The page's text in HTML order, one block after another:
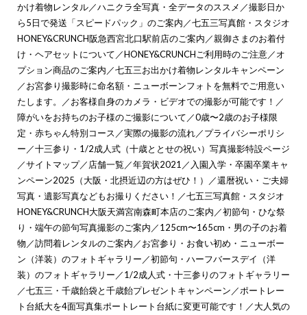
かけ着物レンタル／ハニクラ全写真・全データのススメ ／撮影日か
ら5日で発送「スピードパック」のご案内 ／七五三写真館・スタジオ
HONEY&CRUNCH阪急西宮北口駅前店のご案内 ／親御さまのお着付
け・ヘアセットについて ／HONEY&CRUNCHご利用時のご注意／オ
プション商品のご案内 ／七五三お出かけ着物レンタルキャンペーン
／お宮参り撮影時に命名額・ニューボーンフォトを無料でご用意い
たします。
／お客様自身のカメラ・ビデオでの撮影が可能です！ ／
障がいをお持ちのお子様のご撮影について ／0歳〜2歳のお子様限
定・赤ちゃん特別コース ／実際の撮影の流れ／プライバシーポリシ
ー ／十三参り・1/2成人式（十歳ととせの祝い）写真撮影特設ページ
／サイトマップ／ 店舗一覧 ／年賀状2021 ／ 入園入学・卒園卒業キャ
ンペーン2025（大阪・北摂近辺の方はぜひ！）
／還暦祝い・ご夫婦
写真・遺影写真などもお撮りください！ ／七五三写真館・スタジオ
HONEY&CRUNCH大阪天満宮南森町本店のご案内 ／初節句・ひな祭
り・端午の節句写真撮影のご案内 ／125cm〜165cm・男の子のお着
物 ／訪問着レンタルのご案内 ／お宮参り・お食い初め・ニューボー
ン（洋装）のフォトギャラリー ／初節句・ハーフバースデイ（洋
装）のフォトギャラリー ／1/2成人式・十三参りのフォトギャラリー
／七五三・千歳飴袋と千歳飴プレゼントキャンペーン ／ポートレー
ト台紙大を4面写真集ポートレート台紙に変更可能です！ ／大人気の